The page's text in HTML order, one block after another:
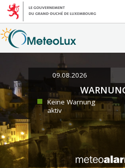
09.08.2026
Keine Warnung
aktiv